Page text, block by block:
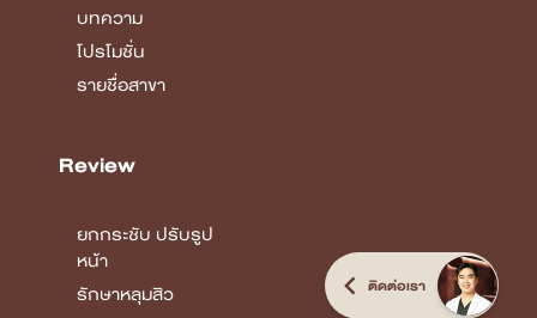
บทความ
โปรโมชั่น
รายชื่อสาขา
Review
ยกกระชับ ปรับรูป
หน้า
รักษาหลุมสิว
ติดต่อเรา